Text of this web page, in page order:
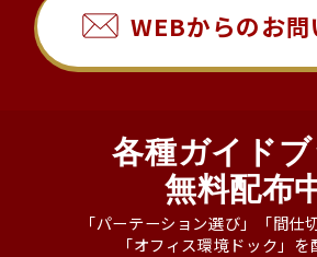
WEBからのお
各種ガイド
無料配布
「パーテーション選び」「間仕
「オフィス環境ドック」を